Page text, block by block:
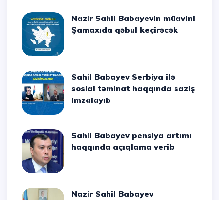
Nazir Sahil Babayevin müavini
Şamaxıda qəbul keçirəcək
Sahil Babayev Serbiya ilə
sosial təminat haqqında saziş
imzalayıb
Sahil Babayev pensiya artımı
haqqında açıqlama verib
Nazir Sahil Babayev